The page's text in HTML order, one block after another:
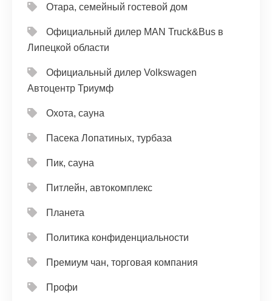
Отара, семейный гостевой дом
Официальный дилер MAN Truck&Bus в
Липецкой области
Официальный дилер Volkswagen
Автоцентр Триумф
Охота, сауна
Пасека Лопатиных, турбаза
Пик, сауна
Питлейн, автокомплекс
Планета
Политика конфиденциальности
Премиум чан, торговая компания
Профи